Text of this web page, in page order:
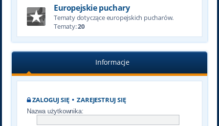
Europejskie puchary
Tematy dotyczące europejskich pucharów.
Tematy:20
Informacje
ZALOGUJ SIĘ•ZAREJESTRUJ SIĘ
Nazwa użytkownika: